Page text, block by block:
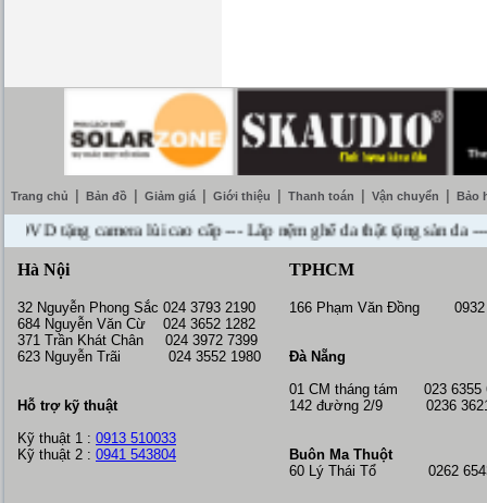
Trang chủ Bản đồ Giảm giá Giới thiệu Thanh toán Vận chuyển Bảo
tặng camera lùi cao cấp --- Lắp nệm ghế da thật tặng sàn da ---
Hà Nội
32 Nguyễn Phong Sắc 024 3793 2190
684 Nguyễn Văn Cừ 024 3652 1282
371 Trần Khát Chân 024 3972 7399
623 Nguyễn Trãi 024 3552 1980
Hỗ trợ kỹ thuật
Kỹ thuật 1 : 0913 510033
Kỹ thuật 2 : 0941 543804
TPHCM
166 Phạm Văn Đồng 0932
Đà Nẵng
01 CM tháng tám 023 6355
142 đường 2/9 0236
Buôn Ma Thuột
60 Lý Thái Tổ 0262